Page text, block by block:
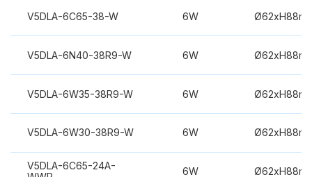
V5DLA-6C65-38-W 6W
V5DLA-6N40-38R9-W 6W
V5DLA-6W35-38R9-W 6W
V5DLA-6W30-38R9-W 6W
V5DLA-6C65-24A-
6W